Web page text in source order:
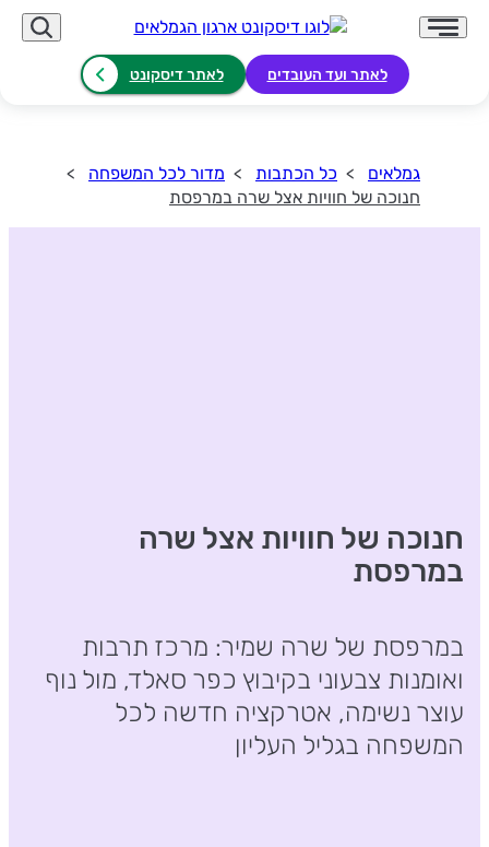
לאתר ועד העובדים לאתר דיסקונט
גמלאים כל הכתבות
מדור לכל המשפחה
חנוכה של חוויות אצל שרה במרפסת
חנוכה של חוויות אצל שרה
במרפסת
במרפסת של שרה שמיר: מרכז תרבות
ואומנות צבעוני בקיבוץ כפר סאלד, מול נוף
עוצר נשימה, אטרקציה חדשה לכל
המשפחה בגליל העליון